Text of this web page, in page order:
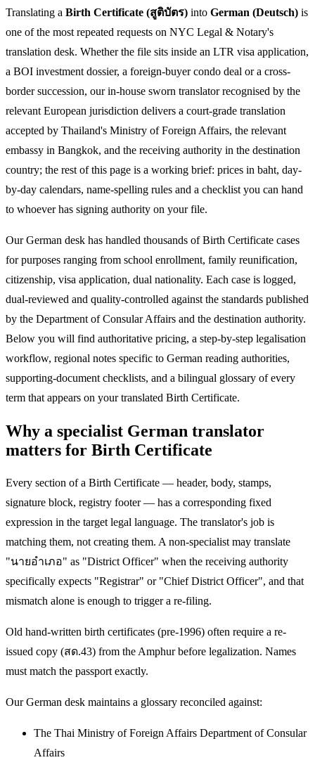
Translating a Birth Certificate (สูติบัตร) into German (Deutsch) is
one of the most repeated requests on NYC Legal & Notary's
translation desk. Whether the file sits inside an LTR visa application,
a BOI investment dossier, a foreign-buyer condo deal or a cross-
border succession, our in-house sworn translator recognised by the
relevant European jurisdiction delivers a court-grade translation
accepted by Thailand's Ministry of Foreign Affairs, the relevant
embassy in Bangkok, and the receiving authority in the destination
country; the rest of this page is a working brief: prices in baht, day-
by-day calendars, name-spelling rules and a checklist you can hand
to whoever has signing authority on your file.
Our German desk has handled thousands of Birth Certificate cases
for purposes ranging from school enrollment, family reunification,
citizenship, visa application, dual nationality. Each case is logged,
dual-reviewed and quality-controlled against the standards published
by the Department of Consular Affairs and the destination authority.
Below you will find authoritative pricing, a step-by-step legalisation
workflow, regional notes specific to German reading authorities,
supporting-document checklists, and a bilingual glossary of every
term that appears on your translated Birth Certificate.
Why a specialist German translator
matters for Birth Certificate
Every section of a Birth Certificate — header, body, stamps,
signature block, registry footer — has a corresponding fixed
expression in the target legal language. The translator's job is
matching them, not creating them. A non-specialist may translate
"นายอำเภอ" as "District Officer" when the receiving authority
specifically expects "Registrar" or "Chief District Officer", and that
mismatch alone is enough to trigger a re-filing.
Old hand-written birth certificates (pre-1996) often require a re-
issued copy (สด.43) from the Amphur before legalization. Names
must match the passport exactly.
Our German desk maintains a glossary reconciled against:
The Thai Ministry of Foreign Affairs Department of Consular
Affairs